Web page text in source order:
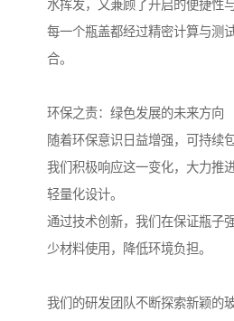
水挥发，又兼顾了开启的便捷性
每一个瓶盖都经过精密计算与测
合。
环保之责：绿色发展的未来方向
随着环保意识日益增强，可持续
我们积极响应这一变化，大力推
轻量化设计。
通过技术创新，我们在保证瓶子
少材料使用，降低环境负担。
我们的研发团队不断探索新颖的